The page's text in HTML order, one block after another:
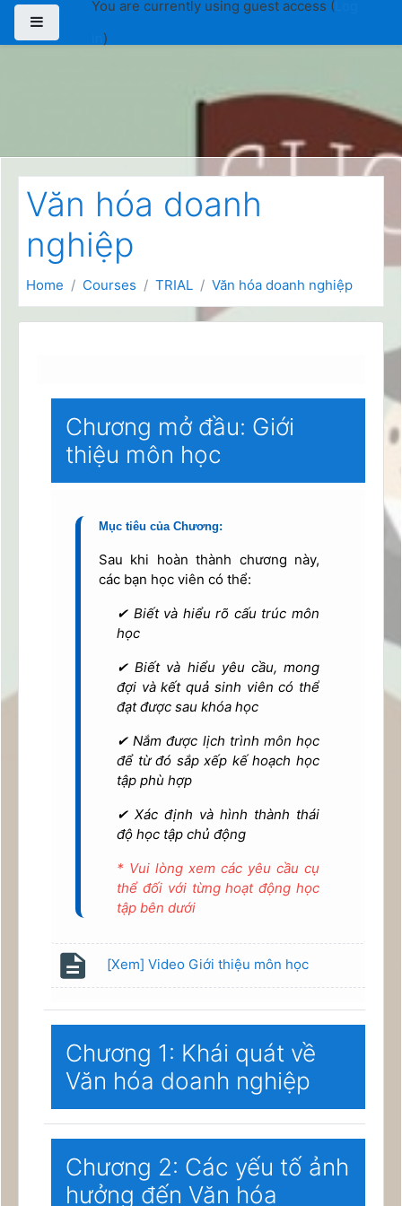
Skip to main contentYou are currently using guest access (
)
Văn hóa doanh
nghiệp
Home Courses TRIAL Văn hóa doanh nghiệp
Chương mở đầu: Giới
thiệu môn học
Mục tiêu của Chương:
Sau khi hoàn thành chương này,
các bạn học viên có thể:
✔ Biết và hiểu rõ cấu trúc môn
học
✔ Biết và hiểu yêu cầu, mong
đợi và kết quả sinh viên có thể
đạt được sau khóa học
✔Nắm được lịch trình môn học
để từ đó sắp xếp kế hoạch học
tập phù hợp
✔ Xác định và hình thành thái
độ học tập chủ động
* Vui lòng xem các yêu cầu cụ
thể đối với từng hoạt động học
tập bên dưới
[Xem] Video Giới thiệu môn học
Page
Chương 1: Khái quát về
Văn hóa doanh nghiệp
Chương 2: Các yếu tố ảnh
hưởng đến Văn hóa